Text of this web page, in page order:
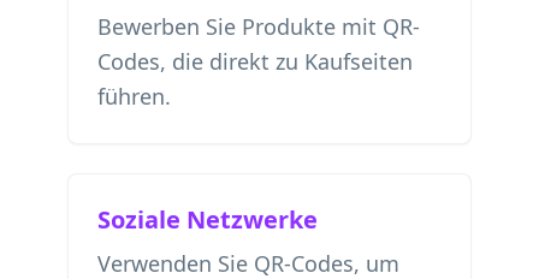
Bewerben Sie Produkte mit QR-
Codes, die direkt zu Kaufseiten
führen.
Soziale Netzwerke
Verwenden Sie QR-Codes, um